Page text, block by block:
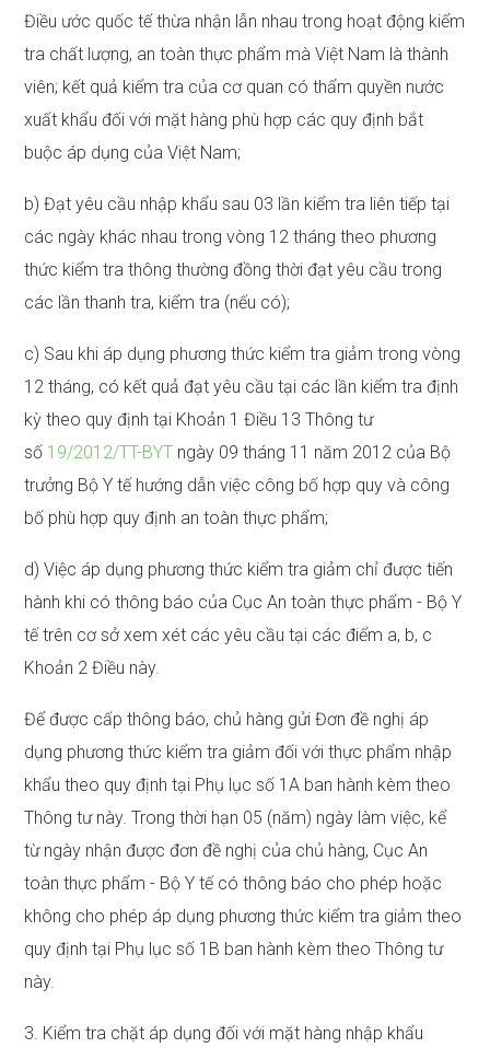
Điều ước quốc tế thừa nhận lẫn nhau trong hoạt động kiểm
tra chất lượng, an toàn thực phẩm mà Việt Nam là thành
viên; kết quả kiểm tra của cơ quan có thẩm quyền nước
xuất khẩu đối với mặt hàng phù hợp các quy định bắt
buộc áp dụng của Việt Nam;
b) Đạt yêu cầu nhập khẩu sau 03 lần kiểm tra liên tiếp tại
các ngày khác nhau trong vòng 12 tháng theo phương
thức kiểm tra thông thường đồng thời đạt yêu cầu trong
các lần thanh tra, kiểm tra (nếu có);
c) Sau khi áp dụng phương thức kiểm tra giảm trong vòng
12 tháng, có kết quả đạt yêu cầu tại các lần kiểm tra định
kỳ theo quy định tại Khoản 1 Điều 13 Thông tư
số 19/2012/TT-BYT ngày 09 tháng 11 năm 2012 của Bộ
trưởng Bộ Y tế hướng dẫn việc công bố hợp quy và công
bố phù hợp quy định an toàn thực phẩm;
d) Việc áp dụng phương thức kiểm tra giảm chỉ được tiến
hành khi có thông báo của Cục An toàn thực phẩm - Bộ Y
tế trên cơ sở xem xét các yêu cầu tại các điểm a, b, c
Khoản 2 Điều này.
Để được cấp thông báo, chủ hàng gửi Đơn đề nghị áp
dụng phương thức kiểm tra giảm đối với thực phẩm nhập
khẩu theo quy định tại Phụ lục số 1A ban hành kèm theo
Thông tư này. Trong thời hạn 05 (năm) ngày làm việc, kể
từ ngày nhận được đơn đề nghị của chủ hàng, Cục An
toàn thực phẩm - Bộ Y tế có thông báo cho phép hoặc
không cho phép áp dụng phương thức kiểm tra giảm theo
quy định tại Phụ lục số 1B ban hành kèm theo Thông tư
này.
3. Kiểm tra chặt áp dụng đối với mặt hàng nhập khẩu